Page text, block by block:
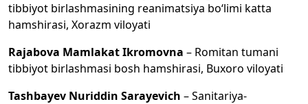
tibbiyot birlashmasining reanimatsiya bo‘limi katta
hamshirasi, Xorazm viloyati
Rajabova MamlakatIkromovna – Romitan tumani
tibbiyot birlashmasi bosh hamshirasi, Buxoro viloyati
Tashbayev Nuriddin Sarayevich – Sanitariya-